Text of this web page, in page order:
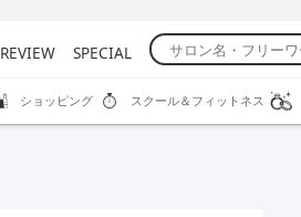
REVIEW SPECIAL
ショッピング スクール＆フィットネス